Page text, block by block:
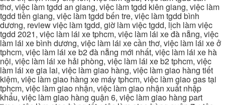
thơ, việc làm tgdd an giang, việc làm tgdd kiên giang, việc làm
tgdd tiền giang, việc làm tgdd bến tre, việc làm tgdd bình
dương, review việc làm tgdd, giờ làm việc tgdd, lịch làm việc
tgdd 2021, việc làm lái xe tphcm, việc làm lái xe đà nẵng, việc
làm lái xe bình dương, việc làm lái xe cần thơ, việc làm lái xe ở
tphcm, việc làm lái xe b2 đà nẵng mới nhất, việc làm lái xe hà
nội, việc làm lái xe hải phòng, việc làm lái xe b2 tphcm, việc
làm lái xe gia lai, việc làm giao hàng, việc làm giao hàng tiết
kiệm, việc làm giao hàng xe máy tphcm, việc làm giao gas tại
tphcm, việc làm giao nhận, việc làm giao nhận xuất nhập
khẩu, việc làm giao hàng quận 6, việc làm giao hàng part